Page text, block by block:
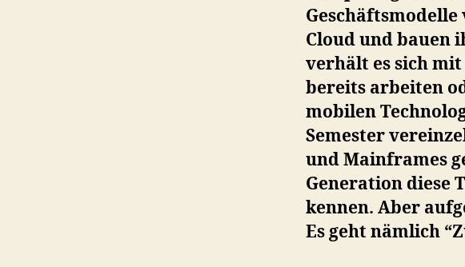
Cloud und bauen
verhält es sich
bereits arbeiten
mobilen
Semester
und Mainframes
Generation diese
kennen. Aber
Es geht nämlich